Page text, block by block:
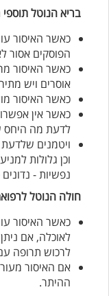
בריא הנוטל תוספי
כאשר האיסור
הפוסקים אסור
כאשר האיסור
אוסרים ויש
כאשר האיסור
כאשר אין
לדעת מה היחס
ויטמנים
וכן גלולות
נפשיות -
חולה הנוטל
כאשר האיסור
לאוכלה, אם
לרכוש תרופה
אם האיסור
ההיתר.